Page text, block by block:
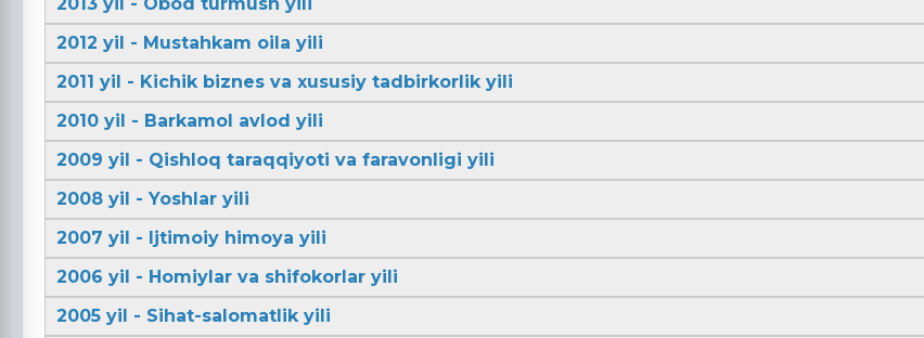
2012 yil - Mustahkam oila yili
2011 yil - Kichik biznes va xususiy tadbirkorlik yili
2010 yil - Barkamol avlod yili
2009 yil - Qishloq taraqqiyoti va faravonligi yili
2008 yil - Yoshlar yili
2007 yil - Ijtimoiy himoya yili
2006 yil - Homiylar va shifokorlar yili
2005 yil - Sihat-salomatlik yili